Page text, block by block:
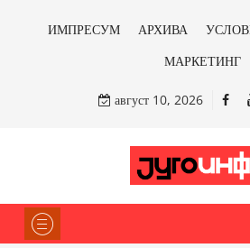
ИМПРЕСУМ АРХИВА
МАРКЕТИНГ
август 10, 2026